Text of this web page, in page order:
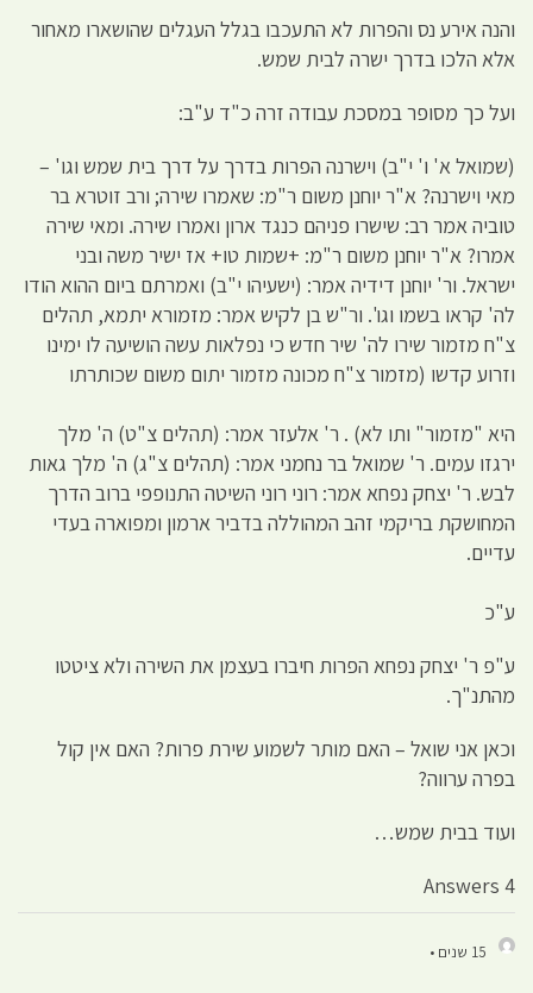
והנה אירע נס והפרות לא התעכבו בגלל העגלים שהושארו מאחור
אלא הלכו בדרך ישרה לבית שמש.
ועל כך מסופר במסכת עבודה זרה כ"ד ע"ב:
(שמואל א' ו' י"ב) וישרנה הפרות בדרך על דרך בית שמש וגו' –
מאי וישרנה? א"ר יוחנן משום ר"מ: שאמרו שירה; ורב זוטרא בר
טוביה אמר רב: שישרו פניהם כנגד ארון ואמרו שירה. ומאי שירה
אמרו? א"ר יוחנן משום ר"מ: +שמות טו+ אז ישיר משה ובני
ישראל. ור' יוחנן דידיה אמר: (ישעיהו י"ב) ואמרתם ביום ההוא הודו
לה' קראו בשמו וגו'. ור"ש בן לקיש אמר: מזמורא יתמא, תהלים
צ"ח מזמור שירו לה' שיר חדש כי נפלאות עשה הושיעה לו ימינו
וזרוע קדשו (מזמור צ"ח מכונה מזמור יתום משום שכותרתו
היא "מזמור" ותו לא) . ר' אלעזר אמר: (תהלים צ"ט) ה' מלך
ירגזו עמים. ר' שמואל בר נחמני אמר: (תהלים צ"ג) ה' מלך גאות
לבש. ר' יצחק נפחא אמר: רוני רוני השיטה התנופפי ברוב הדרך
המחושקת בריקמי זהב המהוללה בדביר ארמון ומפוארה בעדי
עדיים.
ע"כ
ע"פ ר' יצחק נפחא הפרות חיברו בעצמן את השירה ולא ציטטו
מהתנ"ך.
וכאן אני שואל – האם מותר לשמוע שירת פרות? האם אין קול
בפרה ערווה?
ועוד בבית שמש…
4 Answers
15 שנים •